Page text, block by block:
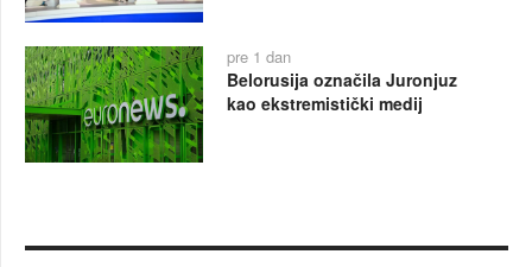
pre 1 dan
Belorusija označila Juronjuz
kao ekstremistički medij